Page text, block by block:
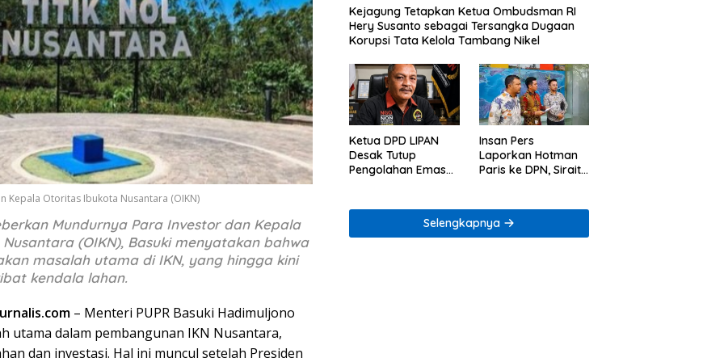
Kepala Otoritas Ibukota Nusantara (OIKN)
Mundurnya Para Investor dan Kepala
(OIKN), Basuki menyatakan bahwa
masalah utama di IKN, yang hingga kini
kendala lahan.
– Menteri PUPR Basuki Hadimuljono
utama dalam pembangunan IKN Nusantara,
dan investasi. Hal ini muncul setelah Presiden
Kejagung Tetapkan Ketua Ombudsman RI
Hery Susanto sebagai Tersangka Dugaan
Korupsi Tata Kelola Tambang Nikel
Ketua DPD LIPAN
Desak Tutup
Pengolahan Emas
Insan Pers
Laporkan Hotman
Paris ke DPN, Sirait
Etik
Selengkapnya